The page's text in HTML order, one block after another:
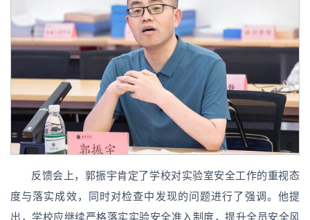
反馈会上，郭振宇肯定了学校对实验室安全工作的重视态
度与落实成效，同时对检查中发现的问题进行了强调。他提
出，学校应继续严格落实实验安全准入制度，提升全员安全风